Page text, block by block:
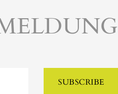
SUBSCRIBE